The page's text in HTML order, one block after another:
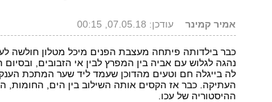
אמיר קמינר עודכן: 07.05.18, 00:15
כבר בילדותה פיתחה מעצבת הפנים מיכל מטלון חולשה
נהגה לגלוש עם אביה בין המפרץ לבין אי הזבובים,
לה בייגלה חם וטעים מהדוכן שעמד ליד שער המתכת הענק
העתיקה. כבר אז הקסים אותה השילוב בין הים, החומות,
ההיסטוריה של עכו.